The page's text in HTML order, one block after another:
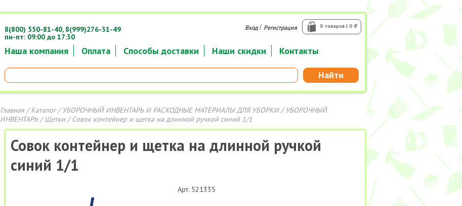
Наша компания Оплата Способы доставки Наши скидки Контакты
Найти
0 товаров | 0 i
Вход/ Регистрация
8(800) 550-81-40, 8(999)276-31-49
пн-пт: 09:00 до 17:30
Главная/Каталог/УБОРОЧНЫЙ ИНВЕНТАРЬ И РАСХОДНЫЕ МАТЕРИАЛЫ ДЛЯ УБОРКИ/УБОРОЧНЫЙ
ИНВЕНТАРЬ/Щетки/ Совок контейнер и щетка на длинной ручкой синий 1/1
Совок контейнер и щетка на длинной ручкой
синий 1/1
Арт. 521335